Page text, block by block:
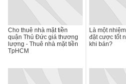
Cho thuê nhà mặt tiền
quận Thủ Đức giá thương
lượng - Thuê nhà mặt tiền
TpHCM
Là một
đặt cược tốt
khi bán?